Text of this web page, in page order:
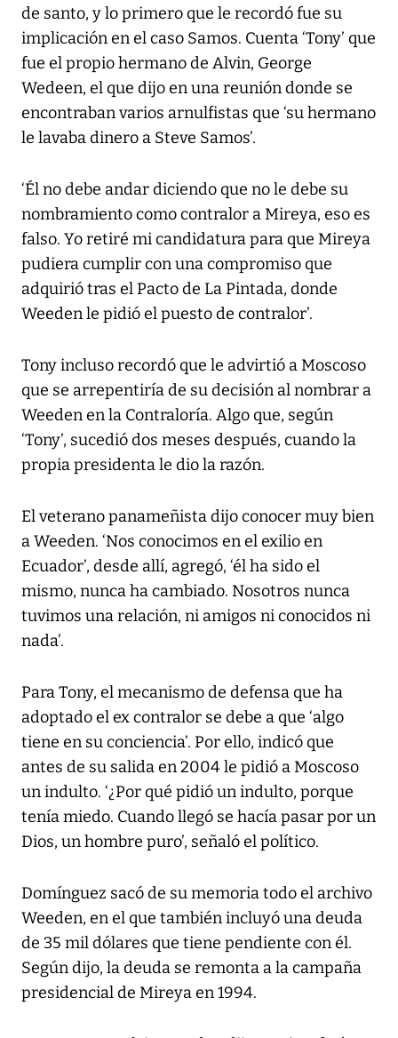
de santo, y lo primero que le recordó fue su
implicación en el caso Samos. Cuenta ‘Tony’ que
fue el propio hermano de Alvin, George
Wedeen, el que dijo en una reunión donde se
encontraban varios arnulfistas que ‘su hermano
le lavaba dinero a Steve Samos’.
‘Él no debe andar diciendo que no le debe su
nombramiento como contralor a Mireya, eso es
falso. Yo retiré mi candidatura para que Mireya
pudiera cumplir con una compromiso que
adquirió tras el Pacto de La Pintada, donde
Weeden le pidió el puesto de contralor’.
Tony incluso recordó que le advirtió a Moscoso
que se arrepentiría de su decisión al nombrar a
Weeden en la Contraloría. Algo que, según
‘Tony’, sucedió dos meses después, cuando la
propia presidenta le dio la razón.
El veterano panameñista dijo conocer muy bien
a Weeden. ‘Nos conocimos en el exilio en
Ecuador’, desde allí, agregó, ‘él ha sido el
mismo, nunca ha cambiado. Nosotros nunca
tuvimos una relación, ni amigos ni conocidos ni
nada’.
Para Tony, el mecanismo de defensa que ha
adoptado el ex contralor se debe a que ‘algo
tiene en su conciencia’. Por ello, indicó que
antes de su salida en 2004 le pidió a Moscoso
un indulto. ‘¿Por qué pidió un indulto, porque
tenía miedo. Cuando llegó se hacía pasar por un
Dios, un hombre puro’, señaló el político.
Domínguez sacó de su memoria todo el archivo
Weeden, en el que también incluyó una deuda
de 35 mil dólares que tiene pendiente con él.
Según dijo, la deuda se remonta a la campaña
presidencial de Mireya en 1994.